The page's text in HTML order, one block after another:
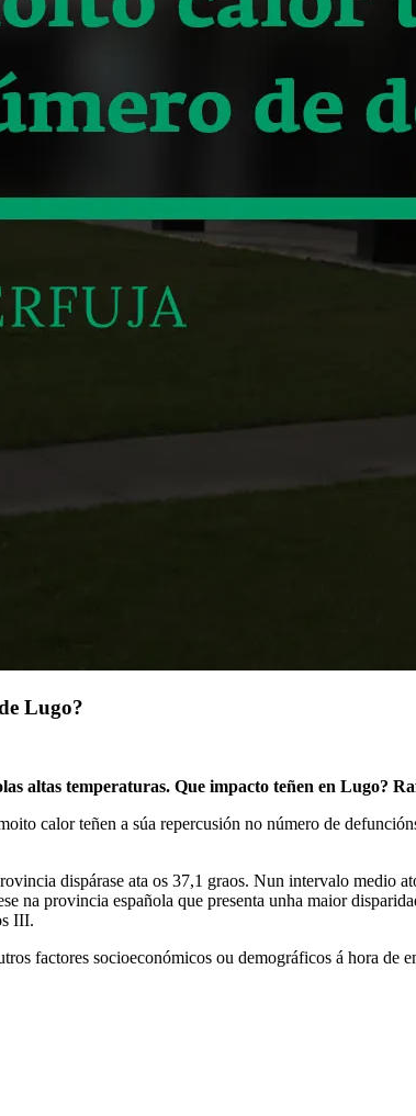
Lugo?
altas temperaturas. Que impacto teñen en Lugo?
calor teñen a súa repercusión no número de
dispárase ata os 37,1 graos. Nun intervalo medio
na provincia española que presenta unha maior
III.
factores socioeconómicos ou demográficos á hora de